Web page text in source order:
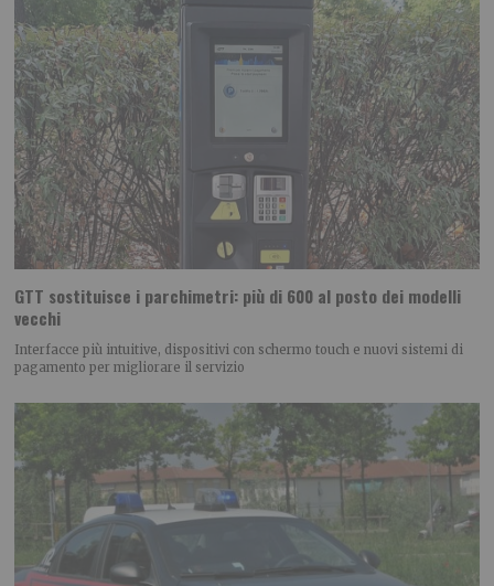
GTT sostituisce i parchimetri: più di 600 al posto dei modelli
vecchi
Interfacce più intuitive, dispositivi con schermo touch e nuovi sistemi di
pagamento per migliorare il servizio